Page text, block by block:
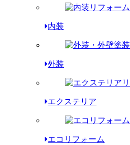
内装
外装
エクステリア
エコリフォーム